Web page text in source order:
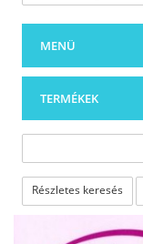
MENÜ
TERMÉKEK
Részletes keresés